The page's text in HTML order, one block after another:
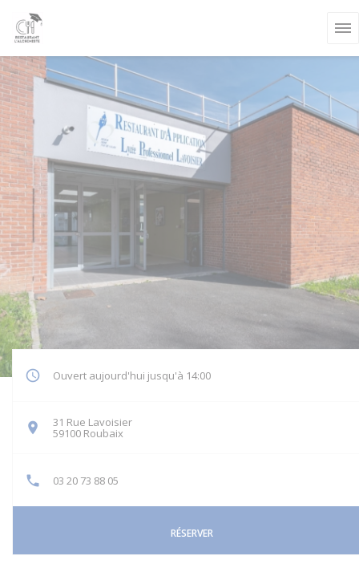
Ouvert aujourd'hui jusqu'à 14:00
31 Rue Lavoisier
59100 Roubaix
03 20 73 88 05
RÉSERVER